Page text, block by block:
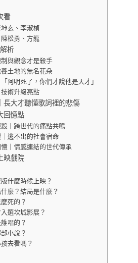
看
玄、李淑楨
松勇、方龍
析
與觀念才是殺手
土地的無名花朵
阿明死了，你們才說他是天才」
技術升級亮點
長大才聽懂歌詞裡的悲傷
回憶點
｜跨世代的痛點共鳴
逃不出的社會宿命
｜情感連結的世代傳承
映戲院
什麼時候上映？
麼？結局是什麼？
死的？
選坎城影展？
唱的？
小說？
去看嗎？